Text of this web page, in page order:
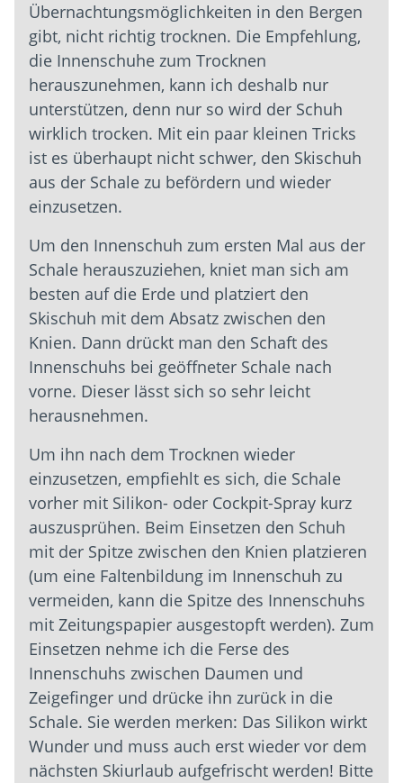
Übernachtungsmöglichkeiten in den Bergen
gibt, nicht richtig trocknen. Die Empfehlung,
die Innenschuhe zum Trocknen
herauszunehmen, kann ich deshalb nur
unterstützen, denn nur so wird der Schuh
wirklich trocken. Mit ein paar kleinen Tricks
ist es überhaupt nicht schwer, den Skischuh
aus der Schale zu befördern und wieder
einzusetzen.
Um den Innenschuh zum ersten Mal aus der
Schale herauszuziehen, kniet man sich am
besten auf die Erde und platziert den
Skischuh mit dem Absatz zwischen den
Knien. Dann drückt man den Schaft des
Innenschuhs bei geöffneter Schale nach
vorne. Dieser lässt sich so sehr leicht
herausnehmen.
Um ihn nach dem Trocknen wieder
einzusetzen, empfiehlt es sich, die Schale
vorher mit Silikon- oder Cockpit-Spray kurz
auszusprühen. Beim Einsetzen den Schuh
mit der Spitze zwischen den Knien platzieren
(um eine Faltenbildung im Innenschuh zu
vermeiden, kann die Spitze des Innenschuhs
mit Zeitungspapier ausgestopft werden). Zum
Einsetzen nehme ich die Ferse des
Innenschuhs zwischen Daumen und
Zeigefinger und drücke ihn zurück in die
Schale. Sie werden merken: Das Silikon wirkt
Wunder und muss auch erst wieder vor dem
nächsten Skiurlaub aufgefrischt werden! Bitte